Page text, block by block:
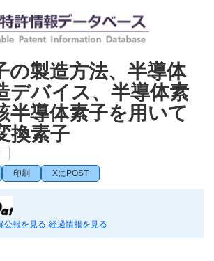
の製造方法、半導体
デバイス、半導体素
半導体素子を用いて
換素子
印刷 XにPOST
公報を見る 経過情報を見る